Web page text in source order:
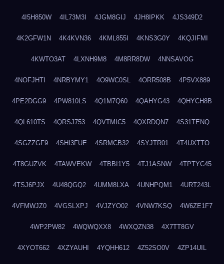
4I5H850W 4IL73M3I 4JGM8GIJ 4JH8IPKK 4JS349D2
4K2GFW1N 4K4KVN36 4KML855I 4KNS3G0Y 4KQJIFMI
4KWTO3AT 4LXNH9M8 4M8RR8DW 4NNSAVOG
4NOFJHTI 4NRBYMY1 4O9WC0SL 4ORR508B 4P5VX889
4PE2DGG9 4PW810LS 4Q1M7Q60 4QAHYG43 4QHYCH8B
4QL610TS 4QRSJ753 4QVTMIC5 4QXRDQN7 4S31TENQ
4SGZZGF9 4SHI3FUE 4SRMCB32 4SYJTR01 4T4UXTTO
4T8GUZVK 4TAWVEKW 4TBBI1Y5 4TJ1ASNW 4TPTYC45
4TSJ6PJX 4U48QGQ2 4UMM8LXA 4UNHPQM1 4URT243L
4VFMWJZ0 4VGSLXPJ 4VJZYO02 4VNW7KSQ 4W6ZE1F7
4WP2PW82 4WQWQXX8 4WXQZN38 4X7TT8GV
4XYOT662 4XZYAUHI 4YQHH612 4Z52SO0V 4ZP14UIL